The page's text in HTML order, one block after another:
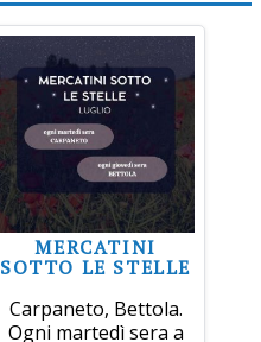
MERCATINI
SOTTO LE STELLE
Carpaneto, Bettola.
Ogni martedì sera a